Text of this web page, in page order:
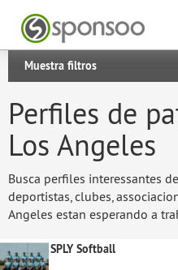
Muestra filtros
Perfiles de
Los Angeles
Busca perfiles interessantes
deportistas, clubes,
Angeles estan esperando a
SPLY Softball